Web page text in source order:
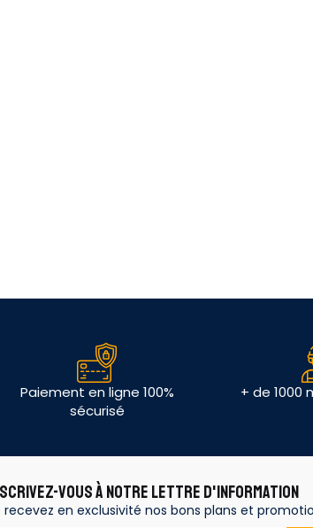
Paiement en ligne 100%
sécurisé
+ de 1000
VOUS À NOTRE LETTRE D'INFORMATION
recevez en exclusivité nos bons plans et